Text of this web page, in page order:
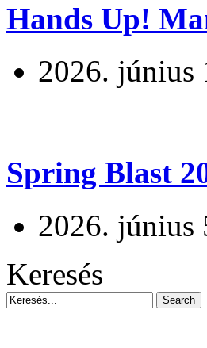
Hands Up!
2026. június
Spring Blast
2026. június
Keresés